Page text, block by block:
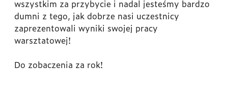
wszystkim za przybycie i nadal jesteśmy bardzo
dumni z tego, jak dobrze nasi uczestnicy
zaprezentowali wyniki swojej pracy
warsztatowej!
Do zobaczenia za rok!